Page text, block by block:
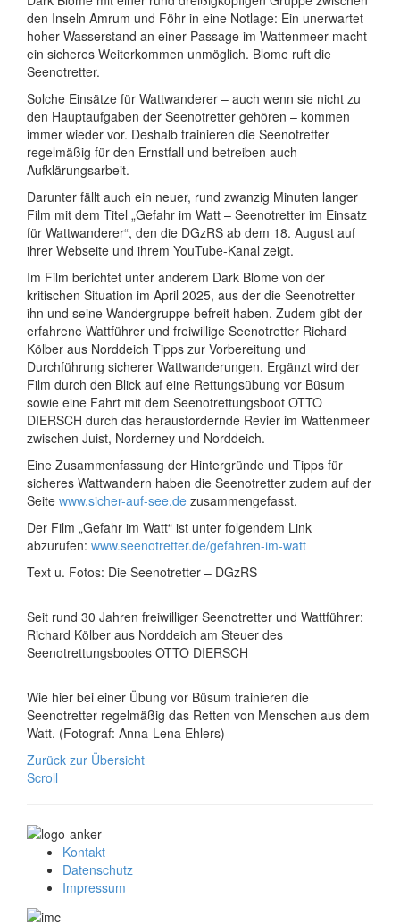
den Inseln Amrum und Föhr in eine Notlage: Ein unerwartet
hoher Wasserstand an einer Passage im Wattenmeer macht
ein sicheres Weiterkommen unmöglich. Blome ruft die
Seenotretter.
Solche Einsätze für Wattwanderer – auch wenn sie nicht zu
den Hauptaufgaben der Seenotretter gehören – kommen
immer wieder vor. Deshalb trainieren die Seenotretter
regelmäßig für den Ernstfall und betreiben auch
Aufklärungsarbeit.
Darunter fällt auch ein neuer, rund zwanzig Minuten langer
Film mit dem Titel „Gefahr im Watt – Seenotretter im Einsatz
für Wattwanderer“, den die DGzRS ab dem 18. August auf
ihrer Webseite und ihrem YouTube-Kanal zeigt.
Im Film berichtet unter anderem Dark Blome von der
kritischen Situation im April 2025, aus der die Seenotretter
ihn und seine Wandergruppe befreit haben. Zudem gibt der
erfahrene Wattführer und freiwillige Seenotretter Richard
Kölber aus Norddeich Tipps zur Vorbereitung und
Durchführung sicherer Wattwanderungen. Ergänzt wird der
Film durch den Blick auf eine Rettungsübung vor Büsum
sowie eine Fahrt mit dem Seenotrettungsboot OTTO
DIERSCH durch das herausfordernde Revier im Wattenmeer
zwischen Juist, Norderney und Norddeich.
Eine Zusammenfassung der Hintergründe und Tipps für
sicheres Wattwandern haben die Seenotretter zudem auf der
Seite www.sicher-auf-see.de zusammengefasst.
Der Film „Gefahr im Watt“ ist unter folgendem Link
abzurufen: www.seenotretter.de/gefahren-im-watt
Text u. Fotos: Die Seenotretter – DGzRS
Seit rund 30 Jahren freiwilliger Seenotretter und Wattführer:
Richard Kölber aus Norddeich am Steuer des
Seenotrettungsbootes OTTO DIERSCH
Wie hier bei einer Übung vor Büsum trainieren die
Seenotretter regelmäßig das Retten von Menschen aus dem
Watt. (Fotograf: Anna-Lena Ehlers)
Zurück zur Übersicht
Scroll
Kontakt
Datenschutz
Impressum